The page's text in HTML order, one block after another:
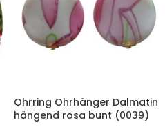
Ohrring Ohrhänger Dalmatin
hängend rosa bunt (0039)